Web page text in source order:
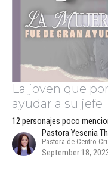
La joven que
ayudar a su jefe
12 personajes poco
Pastora Yesenia
Pastora de Centro
September 18,